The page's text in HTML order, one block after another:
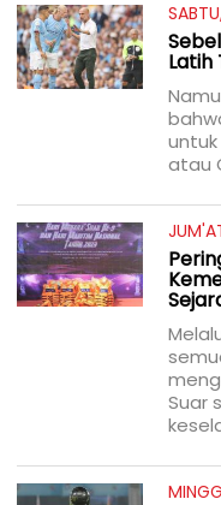
Latih
untuk
atau
Suar